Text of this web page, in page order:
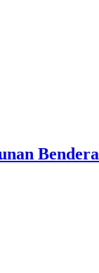
Bendera